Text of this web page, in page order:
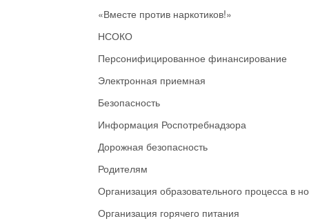
«Вместе против наркотиков!»
НСОКО
Персонифицированное финансирование
Электронная приемная
Безопасность
Информация Роспотребнадзора
Дорожная безопасность
Родителям
Организация образовательного процесса в
Организация горячего питания